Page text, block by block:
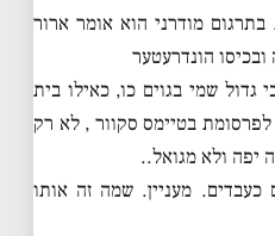
בתרגום מודרני הוא אומר ארור
ובכיסו הונדרעטער
שמי בגוים כו, כאילו בית
בטיימס סקוור , לא רק
יפה ולא מגואל..
מעניין. שמה זה אותו